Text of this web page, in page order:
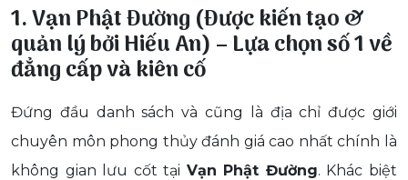
1. Vạn Phật Đường (Được kiến tạo &
quản lý bởi Hiếu An) – Lựa chọn số 1 về
đẳng cấp và kiên cố
Đứng đầu danh sách và cũng là địa chỉ được giới
chuyên môn phong thủy đánh giá cao nhất chính là
không gian lưu cốt tại Vạn Phật Đường. Khác biệt